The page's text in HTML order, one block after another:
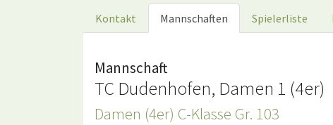
Kontakt Mannschaften Spielerliste
Mannschaft
TC Dudenhofen, Damen 1 (4er)
Damen (4er) C-Klasse Gr. 103